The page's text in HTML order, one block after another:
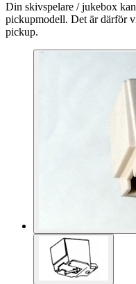
Din skivspelare / jukebox
pickupmodell. Det är därför
pickup.